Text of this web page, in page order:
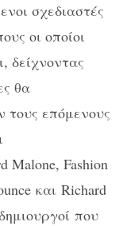
σχεδιαστές
οι οποίοι
δείχνοντας
θα
τους επόμενους
Malone, Fashion
και Richard
που